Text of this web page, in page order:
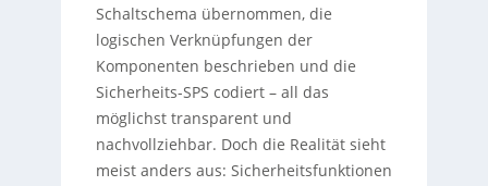
Schaltschema übernommen, die
logischen Verknüpfungen der
Komponenten beschrieben und die
Sicherheits-SPS codiert – all das
möglichst transparent und
nachvollziehbar. Doch die Realität sieht
meist anders aus: Sicherheitsfunktionen